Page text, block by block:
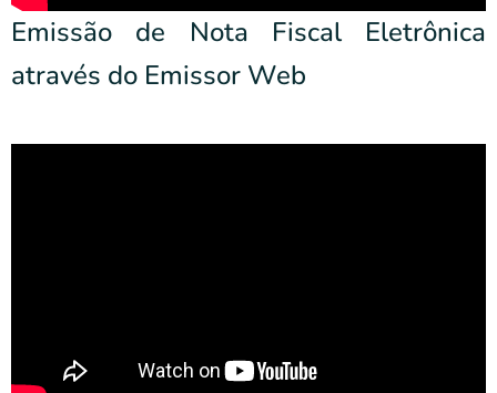
Emissão de Nota Fiscal Eletrônica
através do Emissor Web